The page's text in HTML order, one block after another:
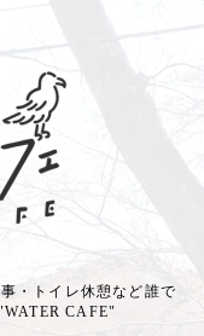
・トイレ休憩など誰で
CAFE"